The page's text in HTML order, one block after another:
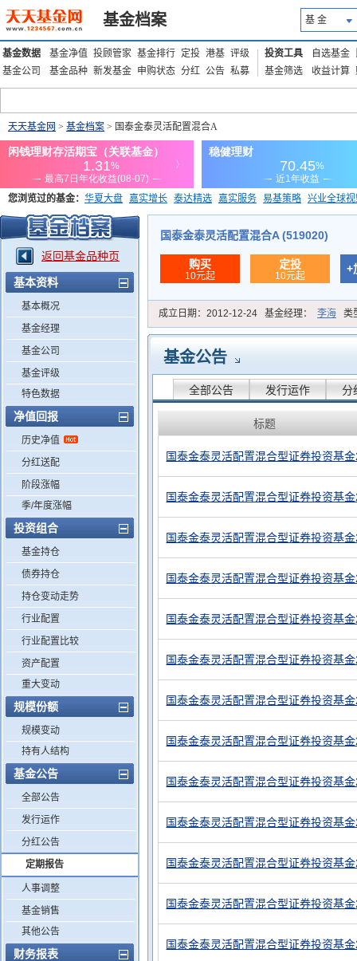
基金档案 基 金
基金数据 基金净值 投顾管家 基金排行 定投 港基 评级
基金公司
基金品种 新发基金 申购状态 分红 公告 私募
投资工具 自选基金
基金筛选
收益计算
天天基金网 > 基金档案 > 国泰金泰灵活配置混合A
您浏览过的基金： 华夏大盘 嘉实增长 泰达精选 嘉实服务 易基策略 兴业全球
添富优势 华安宏利 上证180价值ETF
返回基金品种页
基本资料
基本概况
基金经理
基金公司
基金评级
特色数据
净值回报
历史净值
分红送配
阶段涨幅
季/年度涨幅
投资组合
基金持仓
债券持仓
持仓变动走势
行业配置
行业配置比较
资产配置
重大变动
规模份额
规模变动
持有人结构
基金公告
全部公告
发行运作
分红公告
定期报告
人事调整
基金销售
其他公告
财务报表
国泰金泰灵活配置混合A (519020)
购买
10元起
定投
10元起
+
成立日期： 2012-12-24 基金经理： 李海 类
基金公告
全部公告 发行运作 分
标题
国泰金泰灵活配置混合型证券投资基
国泰金泰灵活配置混合型证券投资基
国泰金泰灵活配置混合型证券投资基
国泰金泰灵活配置混合型证券投资基
国泰金泰灵活配置混合型证券投资基
国泰金泰灵活配置混合型证券投资基
国泰金泰灵活配置混合型证券投资基
国泰金泰灵活配置混合型证券投资基
国泰金泰灵活配置混合型证券投资基
国泰金泰灵活配置混合型证券投资基
国泰金泰灵活配置混合型证券投资基
国泰金泰灵活配置混合型证券投资基
国泰金泰灵活配置混合型证券投资基